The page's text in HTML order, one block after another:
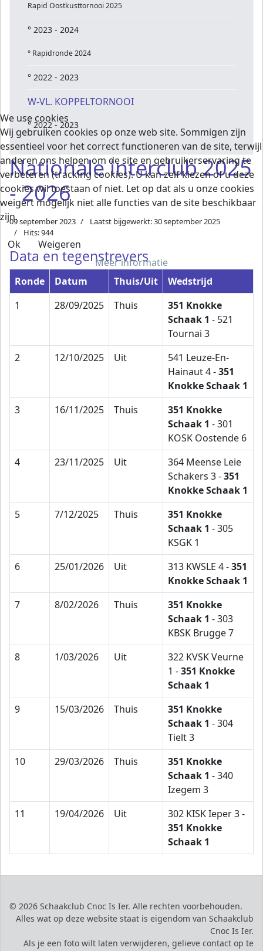
Rapid Oostkusttornooi 2025
° 2023 - 2024
° Rapidronde 2024
° 2022 - 2023
W-VL. KOPPELTORNOOI
° 2022 - 2023
Nationale interclub 2025
- 2026
09 september 2023
Laatst bijgewerkt: 30 september 2025
Hits: 944
Data en tegenstrevers
Ronde Datum Thuis/Uit
Wedstrijd
1
28/09/2025 Thuis
351 Knokke
Schaak 1 - 521
Tournai 3
2
12/10/2025 Uit
541 Leuze-En-
Hainaut 4 -351
Knokke Schaak 1
3
16/11/2025 Thuis
351 Knokke
Schaak 1 - 301
KOSK Oostende 6
4
23/11/2025 Uit
364 Meense Leie
Schakers 3 -351
Knokke Schaak 1
5
7/12/2025 Thuis
351 Knokke
Schaak 1 - 305
KSGK 1
6
25/01/2026 Uit 313 KWSLE 4 -351
Knokke Schaak 1
7
8/02/2026 Thuis
351 Knokke
Schaak 1 - 303
KBSK Brugge 7
8
1/03/2026 Uit
322 KVSK Veurne
1 -351 Knokke
Schaak 1
9
15/03/2026 Thuis
351 Knokke
Schaak 1 - 304
Tielt 3
10
29/03/2026 Thuis
351 Knokke
Schaak 1 - 340
Izegem 3
11
19/04/2026 Uit
302 KISK Ieper 3 -
351 Knokke
Schaak 1
© 2026 Schaakclub Cnoc Is Ier. Alle rechten voorbehouden.
Alles wat op deze website staat is eigendom van Schaakclub
Cnoc Is Ier.
Als je een foto wilt laten verwijderen, gelieve contact op te
We use cookies
Wij gebruiken cookies op onze web site. Sommigen zijn
essentieel voor het correct functioneren van de site, terwijl
anderen ons helpen om de site en gebruikerservaring te
verbeteren (tracking cookies). U kan zelf kiezen of u deze
cookies wil toestaan of niet. Let op dat als u onze cookies
weigert mogelijk niet alle functies van de site beschikbaar
zijn.
Ok
Weigeren
Meer informatie